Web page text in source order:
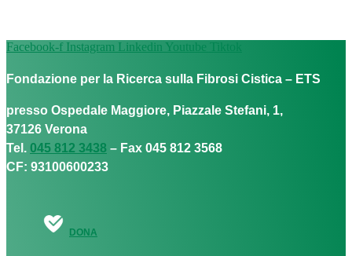
Facebook-f Instagram Linkedin Youtube Tiktok
Fondazione per la Ricerca sulla Fibrosi Cistica – ETS
presso Ospedale Maggiore, Piazzale Stefani, 1,
37126 Verona
Tel. 045 812 3438 – Fax 045 812 3568
CF: 93100600233
DONA